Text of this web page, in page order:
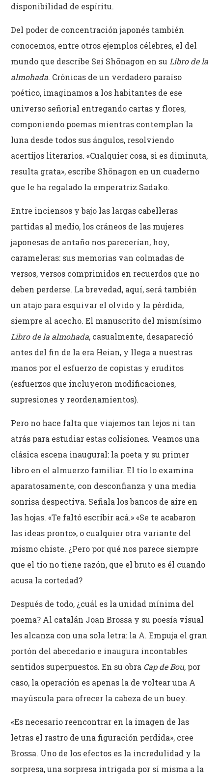
disponibilidad de espíritu.
Del poder de concentración japonés también
conocemos, entre otros ejemplos célebres, el del
mundo que describe Sei Shōnagon en su Libro de la
almohada. Crónicas de un verdadero paraíso
poético, imaginamos a los habitantes de ese
universo señorial entregando cartas y flores,
componiendo poemas mientras contemplan la
luna desde todos sus ángulos, resolviendo
acertijos literarios. «Cualquier cosa, si es diminuta,
resulta grata», escribe Shōnagon en un cuaderno
que le ha regalado la emperatriz Sadako.
Entre inciensos y bajo las largas cabelleras
partidas al medio, los cráneos de las mujeres
japonesas de antaño nos parecerían, hoy,
carameleras: sus memorias van colmadas de
versos, versos comprimidos en recuerdos que no
deben perderse. La brevedad, aquí, será también
un atajo para esquivar el olvido y la pérdida,
siempre al acecho. El manuscrito del mismísimo
Libro de la almohada, casualmente, desapareció
antes del fin de la era Heian, y llega a nuestras
manos por el esfuerzo de copistas y eruditos
(esfuerzos que incluyeron modificaciones,
supresiones y reordenamientos).
Pero no hace falta que viajemos tan lejos ni tan
atrás para estudiar estas colisiones. Veamos una
clásica escena inaugural: la poeta y su primer
libro en el almuerzo familiar. El tío lo examina
aparatosamente, con desconfianza y una media
sonrisa despectiva. Señala los bancos de aire en
las hojas. «Te faltó escribir acá.» «Se te acabaron
las ideas pronto», o cualquier otra variante del
mismo chiste. ¿Pero por qué nos parece siempre
que el tío no tiene razón, que el bruto es él cuando
acusa la cortedad?
Después de todo, ¿cuál es la unidad mínima del
poema? Al catalán Joan Brossa y su poesía visual
les alcanza con una sola letra: la A. Empuja el gran
portón del abecedario e inaugura incontables
sentidos superpuestos. En su obra Cap de Bou, por
caso, la operación es apenas la de voltear una A
mayúscula para ofrecer la cabeza de un buey.
«Es necesario reencontrar en la imagen de las
letras el rastro de una figuración perdida», cree
Brossa. Uno de los efectos es la incredulidad y la
sorpresa, una sorpresa intrigada por sí misma a la